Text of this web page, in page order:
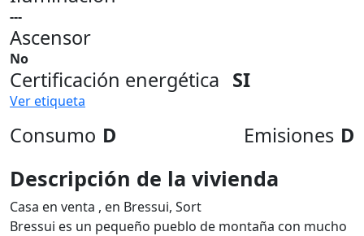
---
Ascensor
No
Certificación energética SI
Ver etiqueta
Consumo D Emisiones D
Descripción de la vivienda
Casa en venta , en Bressui, Sort
Bressui es un pequeño pueblo de montaña con mucho